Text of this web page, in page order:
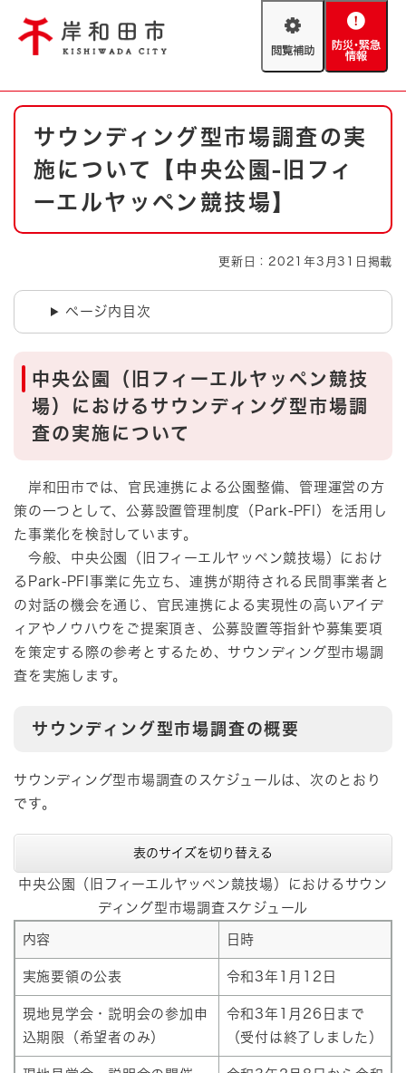
閲
助
防
緊
情
やさしい日本語
標準
防災・緊急情報 救急・消防
ハザードマップ AED設置箇所
本
サウンディング型市場調査の実
施について【中央公園-旧フィ
ーエルヤッペン競技場】
更新日：2021年3月31日掲載
ページ内目次
中央公園（旧フィーエルヤッペン競技
場）におけるサウンディング型市場調
査の実施について
岸和田市では、官民連携による公園整備、管理運営の方
策の一つとして、公募設置管理制度（Park-PFI）を活用し
た事業化を検討しています。
今般、中央公園（旧フィーエルヤッペン競技場）におけ
るPark-PFI事業に先立ち、連携が期待される民間事業者と
の対話の機会を通じ、官民連携による実現性の高いアイデ
ィアやノウハウをご提案頂き、公募設置等指針や募集要項
を策定する際の参考とするため、サウンディング型市場調
査を実施します。
サウンディング型市場調査の概要
サウンディング型市場調査のスケジュールは、次のとおり
です。
表のサイズを切り替える
中央公園（旧フィーエルヤッペン競技場）におけるサウン
ディング型市場調査スケジュール
内容 日時
実施要領の公表 令和3年1月12日
現地見学会・説明会の参加申
込期限（希望者のみ）
令和3年1月26日まで
（受付は終了しました）